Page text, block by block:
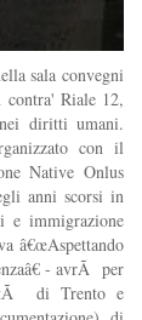
sala convegni
Riale 12,
diritti umani.
con il
Native Onlus
anni scorsi in
immigrazione
â€œAspettando
- avrÃ per
di Trento e